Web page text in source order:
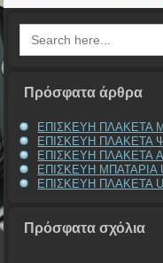
Search
for:
Πρόσφατα άρθρα
ΕΠΙΣΚΕΥΗ ΠΛΑΚΕΤΑ
ΕΠΙΣΚΕΥΗ ΠΛΑΚΕΤΑ
ΕΠΙΣΚΕΥΗ ΠΛΑΚΕΤΑ
ΕΠΙΣΚΕΥΗ ΜΠΑΤΑΡΙΑ
ΕΠΙΣΚΕΥΗ ΠΛΑΚΕΤΑ
Πρόσφατα σχόλια